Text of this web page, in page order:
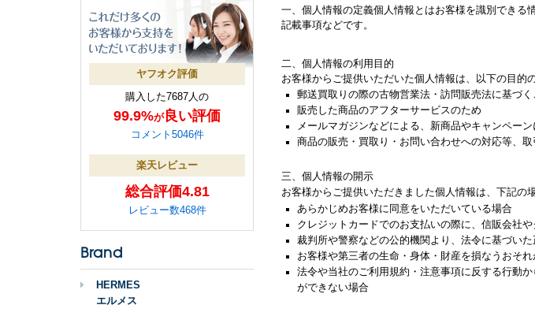
一、個人情報の定義個人情報とはお客様を識別できる
記載事項などです。
二、個人情報の利用目的
お客様からご提供いただいた個人情報は、以下の目的
郵送買取りの際の古物営業法・訪問販売法に基づ
販売した商品のアフターサービスのため
メールマガジンなどによる、新商品やキャンペー
商品の販売・買取り・お問い合わせへの対応等、
三、個人情報の開示
お客様からご提供いただきました個人情報は、下記の
あらかじめお客様に同意をいただいている場合
クレジットカードでのお支払いの際に、信販会社
裁判所や警察などの公的機関より、法令に基づい
お客様や第三者の生命・身体・財産を損なうおそ
法令や当社のご利用規約・注意事項に反する行動
ができない場合
ヤフオク評価
購入した7687人の
99.9%が良い評価
コメント5046件
楽天レビュー
総合評価4.81
レビュー数468件
Brand
HERMES
エルメス